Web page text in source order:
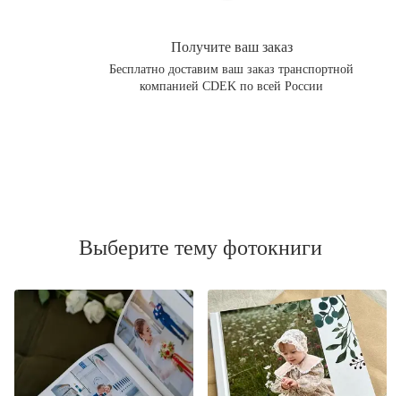
Получите ваш заказ
Бесплатно доставим ваш заказ транспортной
компанией CDEK по всей России
Выберите тему фотокниги